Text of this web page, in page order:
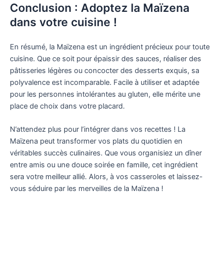
Conclusion : Adoptez la Maïzena
dans votre cuisine !
En résumé, la Maïzena est un ingrédient précieux pour toute
cuisine. Que ce soit pour épaissir des sauces, réaliser des
pâtisseries légères ou concocter des desserts exquis, sa
polyvalence est incomparable. Facile à utiliser et adaptée
pour les personnes intolérantes au gluten, elle mérite une
place de choix dans votre placard.
N’attendez plus pour l’intégrer dans vos recettes ! La
Maïzena peut transformer vos plats du quotidien en
véritables succès culinaires. Que vous organisiez un dîner
entre amis ou une douce soirée en famille, cet ingrédient
sera votre meilleur allié. Alors, à vos casseroles et laissez-
vous séduire par les merveilles de la Maïzena !